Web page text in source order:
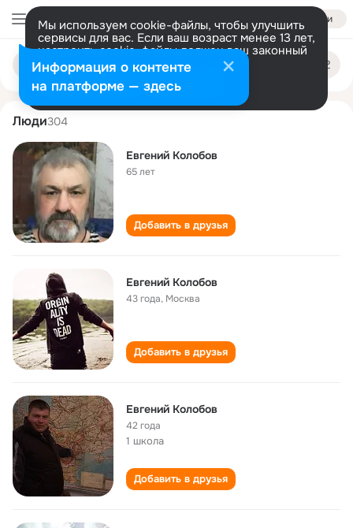
Войти
Мы используем cookie-файлы, чтобы улучшить
сервисы для вас. Если ваш возраст менее 13 лет,
настроить cookie-файлы должен ваш законный
представитель. Больше информации
Разрешить все Настроить
Поиск
людям
evgeniy kolobov
Люди304
Евгений Колобов
65 лет
Добавить в друзья
Евгений Колобов
43 года, Москва
Добавить в друзья
Евгений Колобов
42 года
1 школа
Добавить в друзья
Информация о контенте
на платформе — здесь